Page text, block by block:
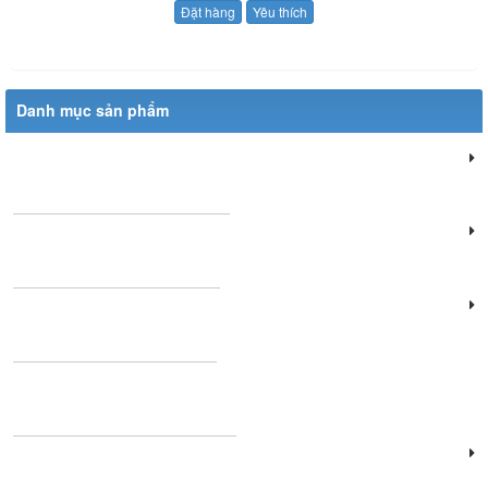
Đặt hàng Yêu thích
Danh mục sản phẩm